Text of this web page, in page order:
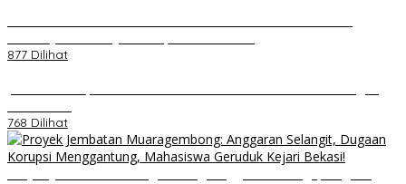
877 Dilihat
768 Dilihat